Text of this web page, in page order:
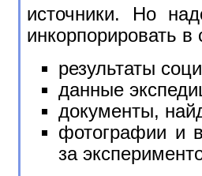
источники. Но
инкорпорировать
результаты
данные
документы,
фотографии и
за